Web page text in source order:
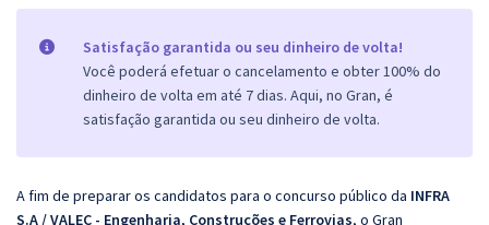
Satisfação garantida ou seu dinheiro de volta!
Você poderá efetuar o cancelamento e obter 100% do
dinheiro de volta em até 7 dias. Aqui, no Gran, é
satisfação garantida ou seu dinheiro de volta.
A fim de preparar os candidatos para o concurso público da INFRA
S.A / VALEC - Engenharia, Construções e Ferrovias, o Gran